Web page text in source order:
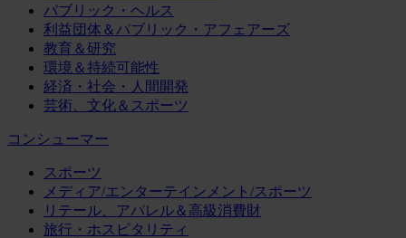
パブリック・ヘルス
利益団体＆パブリック・アフェアーズ
教育＆研究
環境＆持続可能性
経済・社会・人間開発
芸術、文化＆スポーツ
コンシューマー
スポーツ
メディア/エンターテインメント/スポーツ
リテール、アパレル＆高級消費財
旅行・ホスピタリティ